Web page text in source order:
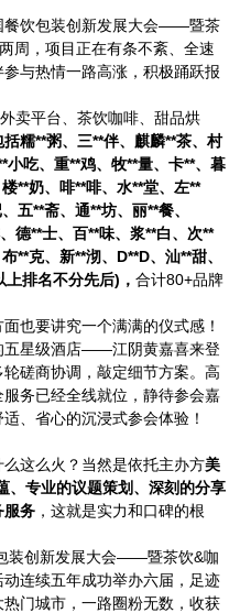
餐饮包装创新发展大会——暨茶
周，项目正在有条不紊、全速
与热情一路高涨，积极踊跃报
卖平台、茶饮咖啡、甜品烘
括糯**粥、三**伴、麒麟**茶、村
小吃、重**鸡、牧**量、卡**、暮
**奶、啡**啡、水**堂、左**
五**斋、通**坊、丽**餐、
德**士、百**味、浆**白、次**
**克、新**沏、D**D、汕**甜、
排名不分先后)， 合计80+品牌
也要讲究一个满满的仪式感！
五星级酒店——江阴黄嘉喜来登
磋商协调，敲定细节方案。高
务已经全线就位，静待参会嘉
、省心的沉浸式参会体验！
这么火？当然是依托主办方美
、专业的议题策划、深刻的分享
服务 ，这就是实力和口碑的根
装创新发展大会——暨茶饮&咖
连续五年成功举办六届，足迹
门城市，一路圈粉无数，收获